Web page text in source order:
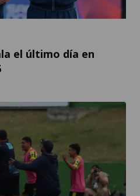
el último día en